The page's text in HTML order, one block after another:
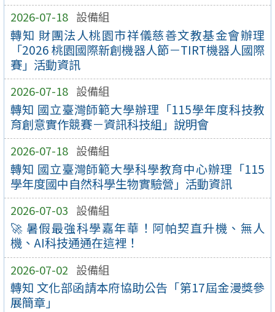
2026-07-18 設備組
轉知 財團法人桃園市祥儀慈善文教基金會辦理
「2026 桃園國際新創機器人節－TIRT機器人國際
賽」活動資訊
2026-07-18 設備組
轉知 國立臺灣師範大學辦理「115學年度科技教
育創意實作競賽－資訊科技組」說明會
2026-07-18 設備組
轉知 國立臺灣師範大學科學教育中心辦理「115
學年度國中自然科學生物實驗營」活動資訊
2026-07-03 設備組
🚀 暑假最強科學嘉年華！阿帕契直升機、無人
機、AI科技通通在這裡！
2026-07-02 設備組
轉知 文化部函請本府協助公告「第17屆金漫獎參
展簡章」